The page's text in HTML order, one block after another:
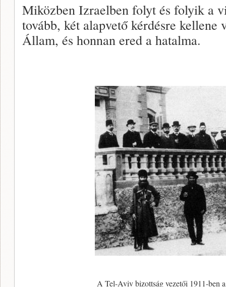
Miközben Izraelben folyt és folyik a
tovább, két alapvető kérdésre
Állam, és honnan ered a hatalma.
A Tel-Aviv bizottság vezetői 1911-ben